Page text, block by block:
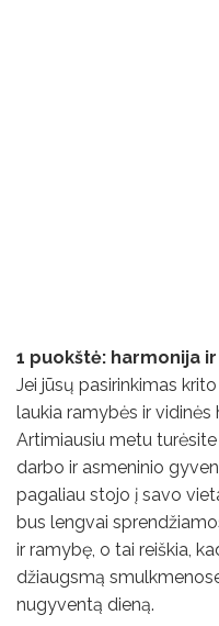
1 puokštė: harmonija
Jei jūsų pasirinkimas
laukia ramybės ir vidinės
Artimiausiu metu
darbo ir asmeninio
pagaliau stojo į savo
bus lengvai
ir ramybę, o tai reiškia,
džiaugsmą
nugyventą dieną.